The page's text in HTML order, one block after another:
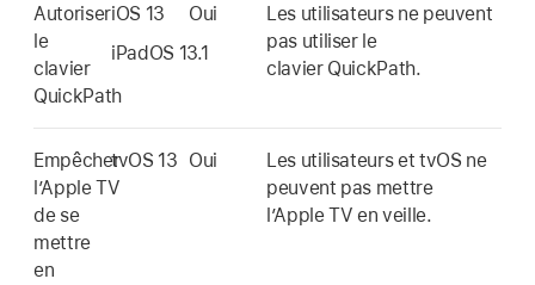
Autoriser
le
clavier
QuickPath
iOS 13
iPadOS 13.1
Oui
Les utilisateurs ne peuvent
pas utiliser le
clavier QuickPath.
Empêcher
l’Apple TV
de se
mettre
en
tvOS 13 Oui
Les utilisateurs et tvOS ne
peuvent pas mettre
l’Apple TV en veille.